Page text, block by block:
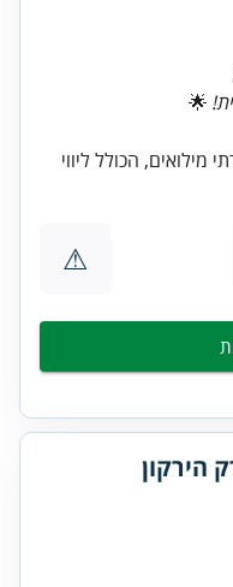
מילואים, הכולל ליווי
⚠
הירקון